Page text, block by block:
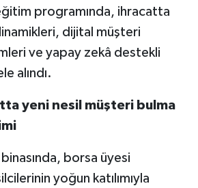
programında, ihracatta
dijital müşteri
ve yapay zekâ destekli
alındı.
yeni nesil müşteri bulma
borsa üyesi
yoğun katılımıyla